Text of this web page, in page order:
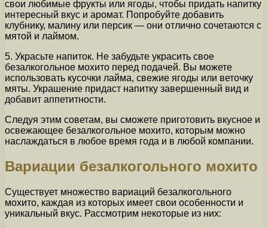
свои любимые фрукты или ягоды, чтобы придать напитку
интересный вкус и аромат. Попробуйте добавить
клубнику, малину или персик — они отлично сочетаются с
мятой и лаймом.
5. Украсьте напиток. Не забудьте украсить свое
безалкогольное мохито перед подачей. Вы можете
использовать кусочки лайма, свежие ягоды или веточку
мяты. Украшение придаст напитку завершенный вид и
добавит аппетитности.
Следуя этим советам, вы сможете приготовить вкусное и
освежающее безалкогольное мохито, которым можно
наслаждаться в любое время года и в любой компании.
Вариации безалкогольного мохито
Существует множество вариаций безалкогольного
мохито, каждая из которых имеет свои особенности и
уникальный вкус. Рассмотрим некоторые из них: